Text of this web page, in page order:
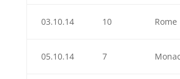
03.10.14 10 Rome
05.10.14 7